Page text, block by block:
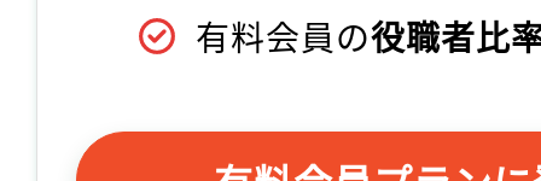
有料会員の役職者比